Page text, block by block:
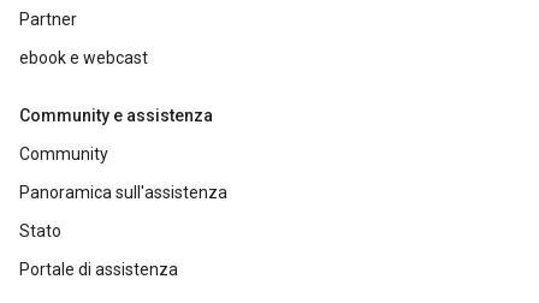
Partner
ebook e webcast
Community e assistenza
Community
Panoramica sull'assistenza
Stato
Portale di assistenza